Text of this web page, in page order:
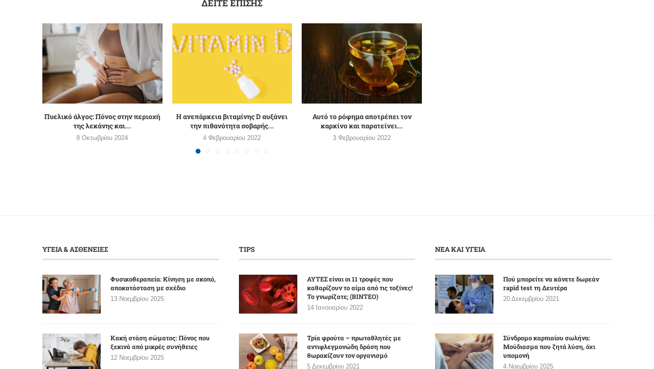
ΔΕΙΤΕ ΕΠΙΣΗΣ
Πυελικό άλγος: Πόνος στην περιοχή
της λεκάνης και...
8 Οκτωβρίου 2024
Η ανεπάρκεια βιταμίνης D αυξάνει
την πιθανότητα σοβαρής...
4 Φεβρουαρίου 2022
Αυτό το ρόφημα αποτρέπει τον
καρκίνο και παρατείνει...
3 Φεβρουαρίου 2022
ΥΓΕΙΑ & ΑΣΘΕΝΕΙΕΣ
Φυσικοθεραπεία: Κίνηση με σκοπό,
αποκατάσταση με σχέδιο
13 Νοεμβρίου 2025
Κακή στάση σώματος: Πόνος που
ξεκινά από μικρές συνήθειες
12 Νοεμβρίου 2025
TIPS
ΑΥΤΕΣ είναι οι 11 τροφές που
καθαρίζουν το αίμα από τις τοξίνες!
Το γνωρίζατε; (ΒΙΝΤΕΟ)
14 Ιανουαρίου 2022
Τρία φρούτα – πρωταθλητές με
αντιφλεγμονώδη δράση που
θωρακίζουν τον οργανισμό
5 Δεκεμβρίου 2021
ΝΕΑ ΚΑΙ ΥΓΕΙΑ
Πού μπορείτε να κάνετε δωρεάν
rapid test τη Δευτέρα
20 Δεκεμβρίου 2021
Σύνδρομο καρπιαίου σωλήνα:
Μούδιασμα που ζητά λύση, όχι
υπομονή
4 Νοεμβρίου 2025